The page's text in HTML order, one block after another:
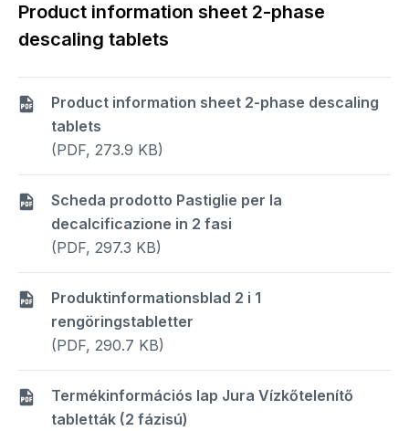
Product information sheet 2-phase
descaling tablets
Product information sheet 2-phase descaling
tablets
(PDF, 273.9 KB)
Scheda prodotto Pastiglie per la
decalcificazione in 2 fasi
(PDF, 297.3 KB)
Produktinformationsblad 2 i 1
rengöringstabletter
(PDF, 290.7 KB)
Termékinformációs lap Jura Vízkőtelenítő
tabletták (2 fázisú)